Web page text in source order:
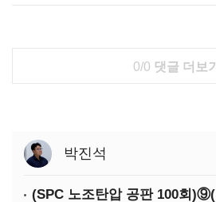
0/0 댓글 더보기
박진석